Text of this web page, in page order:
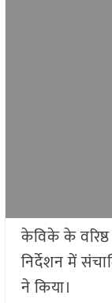
केविके के
निर्देशन में
ने किया।